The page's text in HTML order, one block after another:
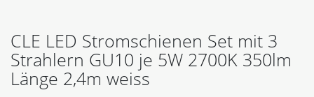
CLE LED Stromschienen Set mit 3
Strahlern GU10 je 5W 2700K 350lm
Länge 2,4m weiss